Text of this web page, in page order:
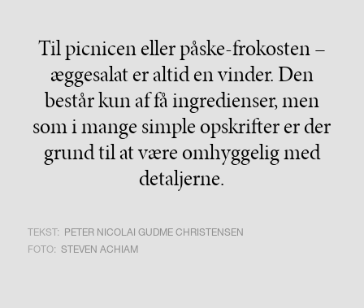
Til picnicen eller påske-frokosten –
æggesalat er altid en vinder. Den
består kun af få ingredienser, men
som i mange simple opskrifter er der
grund til at være omhyggelig med
detaljerne.
TEKST: PETER NICOLAI GUDME CHRISTENSEN
FOTO: STEVEN ACHIAM